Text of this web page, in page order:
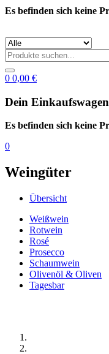
Es befinden sich keine
0 0,00 €
Dein Einkaufswagen
Es befinden sich keine
0
Weingüter
Übersicht
Weißwein
Rotwein
Rosé
Prosecco
Schaumwein
Olivenöl & Oliven
Tagesbar